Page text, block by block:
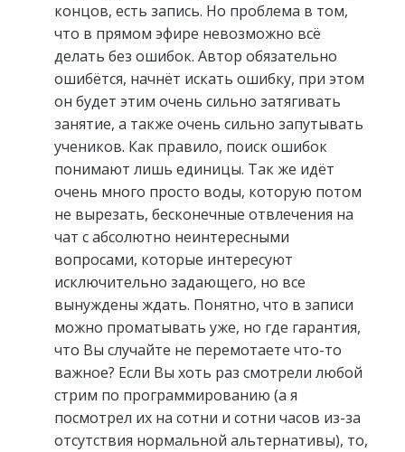
концов, есть запись. Но проблема в том,
что в прямом эфире невозможно всё
делать без ошибок. Автор обязательно
ошибётся, начнёт искать ошибку, при этом
он будет этим очень сильно затягивать
занятие, а также очень сильно запутывать
учеников. Как правило, поиск ошибок
понимают лишь единицы. Так же идёт
очень много просто воды, которую потом
не вырезать, бесконечные отвлечения на
чат с абсолютно неинтересными
вопросами, которые интересуют
исключительно задающего, но все
вынуждены ждать. Понятно, что в записи
можно проматывать уже, но где гарантия,
что Вы случайте не перемотаете что-то
важное? Если Вы хоть раз смотрели любой
стрим по программированию (а я
посмотрел их на сотни и сотни часов из-за
отсутствия нормальной альтернативы), то,